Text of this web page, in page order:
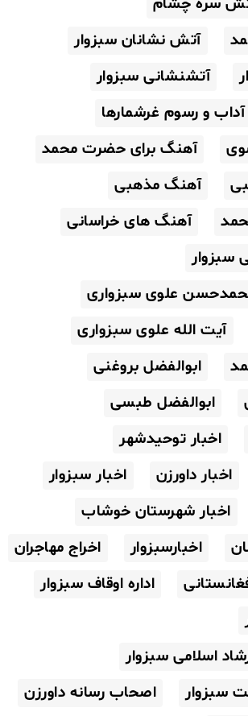
آتش نشانان سبزوار
آتشنشانی سبزوار
آداب و رسوم غرشمارها
آهنگ برای حضرت محمد
آهنگ مذهبی
آهنگ های خراسانی
سبزوار
علوی سبزواری
آیت الله علوی سبزواری
ابوالفضل بروغنی
ابوالفضل طبسی
اخبار توحیدشهر
اخبار داورزن
اخبار سبزوار
اخبار شهرستان خوشاب
اخبارسبزوار
اخراج مهاجران
اداره اوقاف سبزوار
اسلامی سبزوار
سبزوار
اصحاب رسانه داورزن